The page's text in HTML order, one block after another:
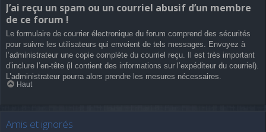
J’ai reçu un spam ou un courriel abusif d’un membre
de ce forum !
Le formulaire de courrier électronique du forum comprend des sécurités
pour suivre les utilisateurs qui envoient de tels messages. Envoyez à
l’administrateur une copie complète du courriel reçu. Il est très important
d’inclure l’en-tête (il contient des informations sur l’expéditeur du courriel).
L’administrateur pourra alors prendre les mesures nécessaires.
Haut
Amis et ignorés